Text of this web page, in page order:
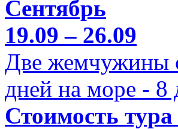
Сентябрь
19.09 – 26.09
Две жемчужины
дней на море - 8
Стоимость